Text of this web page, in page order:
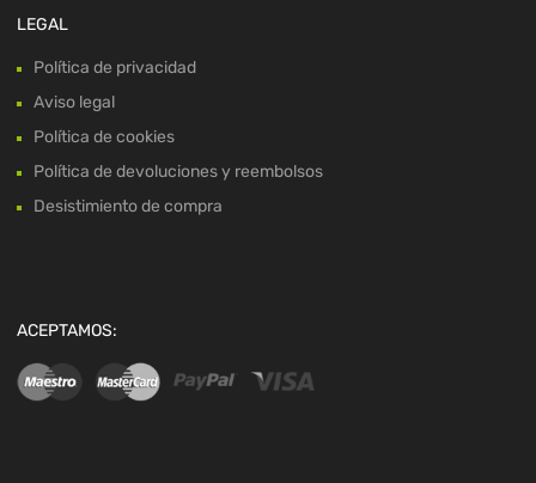
LEGAL
Política de privacidad
Aviso legal
Política de cookies
Política de devoluciones y reembolsos
Desistimiento de compra
ACEPTAMOS: